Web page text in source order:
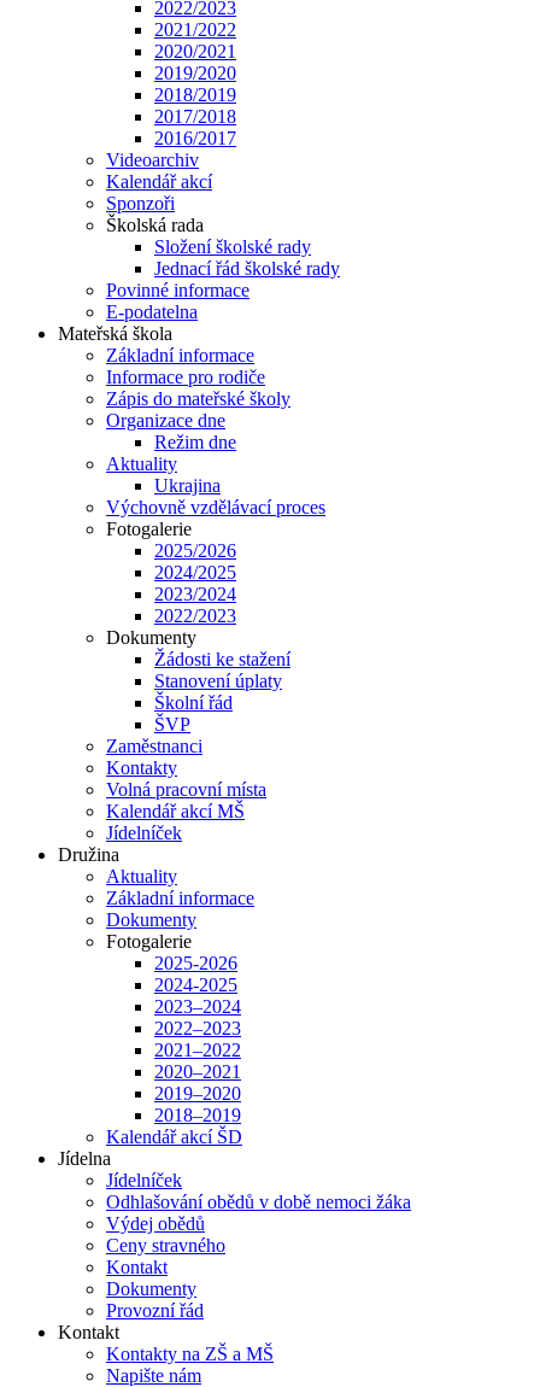
2022/2023
2021/2022
2020/2021
2019/2020
2018/2019
2017/2018
2016/2017
Videoarchiv
Kalendář akcí
Sponzoři
Školská rada
Složení školské rady
Jednací řád školské rady
Povinné informace
E-podatelna
Mateřská škola
Základní informace
Informace pro rodiče
Zápis do mateřské školy
Organizace dne
Režim dne
Aktuality
Ukrajina
Výchovně vzdělávací proces
Fotogalerie
2025/2026
2024/2025
2023/2024
2022/2023
Dokumenty
Žádosti ke stažení
Stanovení úplaty
Školní řád
ŠVP
Zaměstnanci
Kontakty
Volná pracovní místa
Kalendář akcí MŠ
Jídelníček
Družina
Aktuality
Základní informace
Dokumenty
Fotogalerie
2025-2026
2024-2025
2023–2024
2022–2023
2021–2022
2020–2021
2019–2020
2018–2019
Kalendář akcí ŠD
Jídelna
Jídelníček
Odhlašování obědů v době nemoci žáka
Výdej obědů
Ceny stravného
Kontakt
Dokumenty
Provozní řád
Kontakt
Kontakty na ZŠ a MŠ
Napište nám